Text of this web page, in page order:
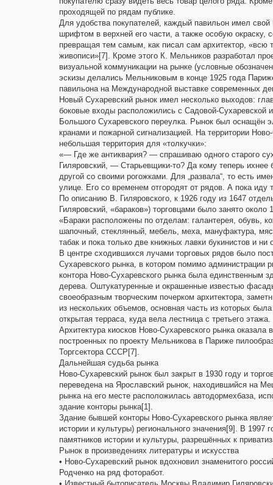
проходящей по рядам публике.
Для удобства покупателей, каждый павильон имел
шрифтом в верхней его части, а также особую
превращая тем самым, как писал сам архитектор, «всю
живописи»[7]. Кроме этого К. Мельников разработал
визуальной коммуникации на рынке (условные
эскизы делались Мельниковым в конце 1925 года
павильона на Международной выставке современных
Новый Сухаревский рынок имел несколько выходов:
боковые входы расположились с Садовой-Сухаревской
Большого Сухаревского переулка. Рынок был оснащён
кранами и пожарной сигнализацией. На территории
небольшая территория для «толкучки»:
«— Где же антиквария? — спрашиваю одного старого
Гиляровский, — Старьевщики-то? Да кому теперь ихнее
другой со своими рогожками. Для „развала“, то есть
улице. Его со временем отгородят от рядов. А пока иду
По описанию В. Гиляровского, к 1926 году из 1647
Гиляровский, «бараков») торговцами было занято
«Бараки расположены по отделам: галантерея, обувь,
шапочный, стеклянный, мебель, меха, мануфактура,
табак и пока только две книжных лавки букинистов и ни
В центре сходившихся лучами торговых рядов было
Сухаревского рынка, в котором помимо администрации
контора Ново-Сухаревского рынка была единственным
дерева. Оштукатуренные и окрашенные известью
своеобразным творческим почерком архитектора,
из нескольких объемов, основная часть из которых
открытая терраса, куда вела лестница с третьего этажа.
Архитектура киосков Ново-Сухаревского рынка
построенных по проекту Мельникова в Париже
Торгсектора СССР[7].
Дальнейшая судьба рынка
Ново-Сухаревский рынок был закрыт в 1930 году и
переведена на Ярославский рынок, находившийся на
рынка на его месте расположилась автодормехбаза,
здание конторы рынка[1].
Здание бывшей конторы Ново-Сухаревского рынка
истории и культуры) регионального значения[9]. В 1997
памятников истории и культуры, разрешённых к
Рынок в произведениях литературы и искусства
• Ново-Сухаревский рынок вдохновил знаменитого
Родченко на ряд фоторабот.